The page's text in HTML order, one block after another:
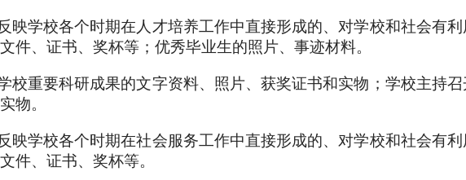
映学校各个时期在人才培养工作中直接形成的、对学校和社会有
件、证书、奖杯等；优秀毕业生的照片、事迹材料。
校重要科研成果的文字资料、照片、获奖证书和实物；学校主持
物。
映学校各个时期在社会服务工作中直接形成的、对学校和社会有
件、证书、奖杯等。